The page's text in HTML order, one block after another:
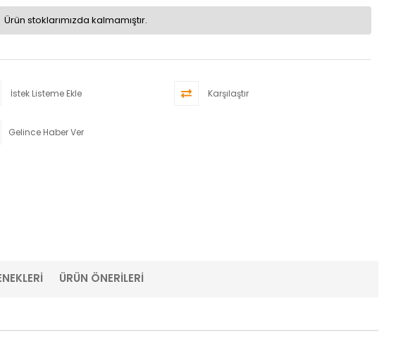
Ürün stoklarımızda kalmamıştır.
İstek Listeme Ekle Karşılaştır
Gelince Haber Ver
ÜRÜN ÖNERILERI